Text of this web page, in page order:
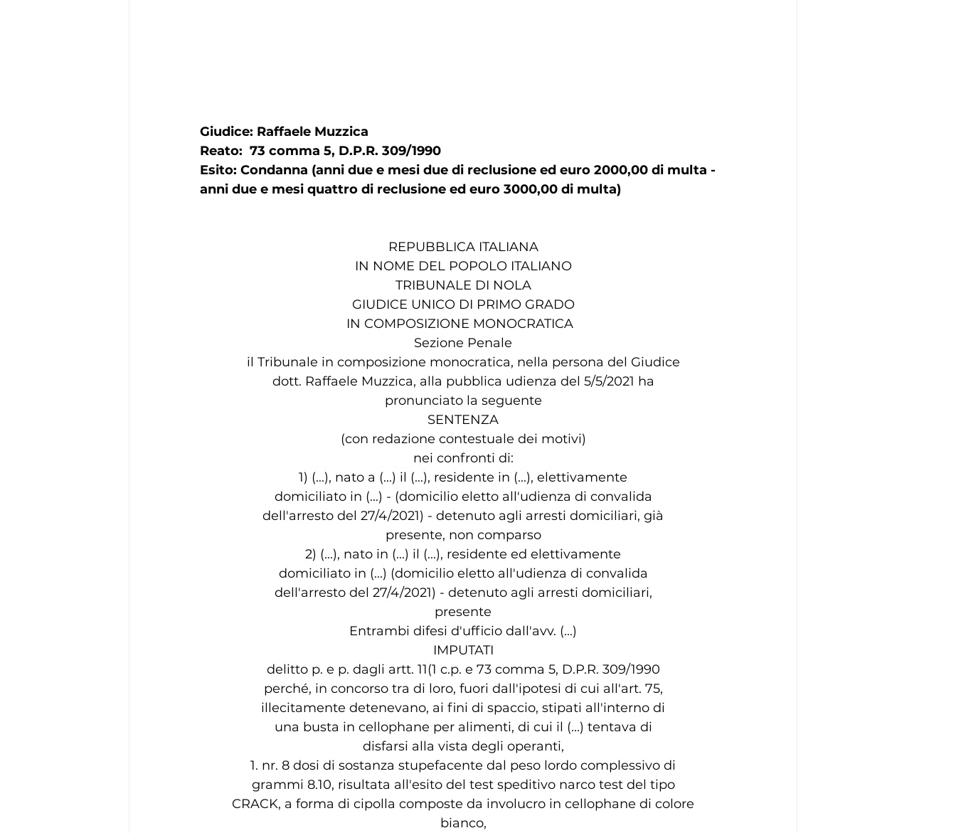
Giudice: Raffaele Muzzica
Reato:  73 comma 5, D.P.R. 309/1990
Esito: Condanna (anni due e mesi due di reclusione ed euro 2000,00 di multa -
anni due e mesi quattro di reclusione ed euro 3000,00 di multa)
REPUBBLICA ITALIANA
IN NOME DEL POPOLO ITALIANO
TRIBUNALE DI NOLA
GIUDICE UNICO DI PRIMO GRADO
                 IN COMPOSIZIONE MONOCRATICA
                          Sezione Penale
il Tribunale in composizione monocratica, nella persona del Giudice
dott. Raffaele Muzzica, alla pubblica udienza del 5/5/2021 ha
pronunciato la seguente
                             SENTENZA
(con redazione contestuale dei motivi)
nei confronti di:
1) (...), nato a (...) il (...), residente in (...), elettivamente
domiciliato in (...) - (domicilio eletto all'udienza di convalida
dell'arresto del 27/4/2021) - detenuto agli arresti domiciliari, già
presente, non comparso
2) (...), nato in (...) il (...), residente ed elettivamente
domiciliato in (...) (domicilio eletto all'udienza di convalida
dell'arresto del 27/4/2021) - detenuto agli arresti domiciliari,
presente
Entrambi difesi d'ufficio dall'avv. (...)
IMPUTATI
delitto p. e p. dagli artt. 11(1 c.p. e 73 comma 5, D.P.R. 309/1990
perché, in concorso tra di loro, fuori dall'ipotesi di cui all'art. 75,
illecitamente detenevano, ai fini di spaccio, stipati all'interno di
una busta in cellophane per alimenti, di cui il (...) tentava di
disfarsi alla vista degli operanti,
1. nr. 8 dosi di sostanza stupefacente dal peso lordo complessivo di
grammi 8.10, risultata all'esito del test speditivo narco test del tipo
CRACK, a forma di cipolla composte da involucro in cellophane di colore
bianco,